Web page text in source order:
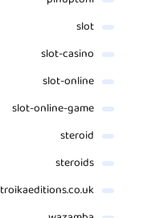
slot
slot-casino
slot-online
slot-online-game
steroid
steroids
troikaeditions.co.uk